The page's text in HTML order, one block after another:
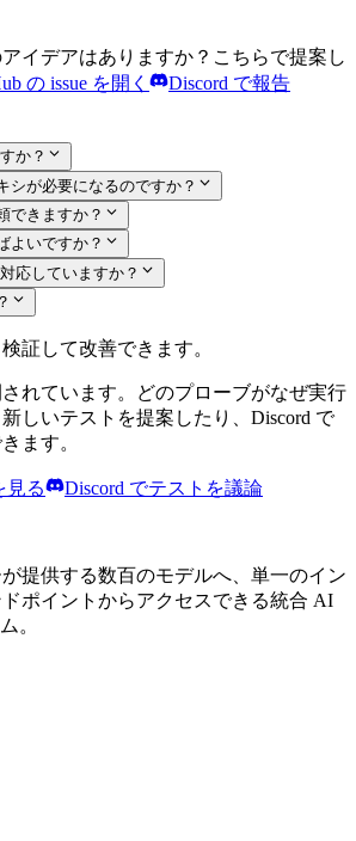
イデアはありますか？こちらで提案し
の issue を開く Discord で報告
か？
シが必要になるのですか？
できますか？
よいですか？
応していますか？
証して改善できます。
れています。どのプローブがなぜ実行
しいテストを提案したり、Discord で
ます。
見る Discord でテストを議論
提供する数百のモデルへ、単一のイン
ポイントからアクセスできる統合 AI
。